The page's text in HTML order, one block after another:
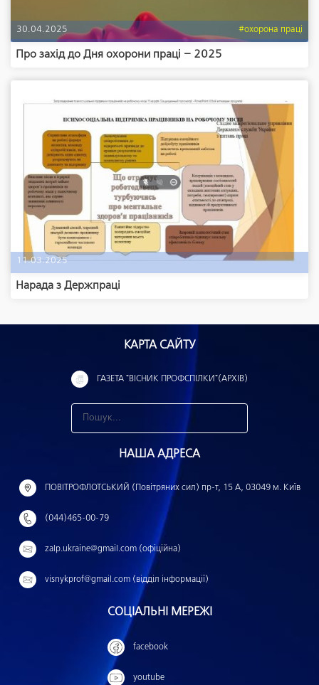
30.04.2025 #охорона праці
Про захід до Дня охорони праці – 2025
11.03.2025
Нарада з Держпраці
КАРТА САЙТУ
ГАЗЕТА "ВІСНИК ПРОФСПІЛКИ"(АРХІВ)
н
й
:
НАША АДРЕСА
ПОВІТРОФЛОТСЬКИЙ (Повітряних сил) пр-т, 15 А, 03049 м. Київ
(044)465-00-79
zalp.ukraine@gmail.com (офіційна)
visnykprof@gmail.com (відділ інформації)
СОЦІАЛЬНІ МЕРЕЖІ
facebook
youtube